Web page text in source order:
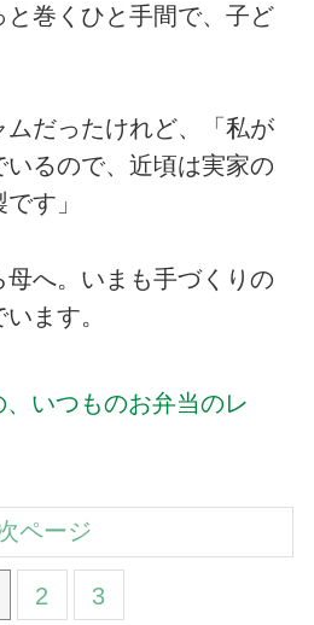
と巻くひと手間で、子ど
ムだったけれど、「私が
るので、近頃は実家の
す」
へ。いまも手づくりの
ます。
いつものお弁当のレ
2 3
ページ